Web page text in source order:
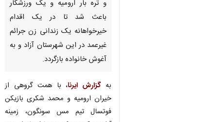
و تره بار ارومیه و یک ورزشکار
باعث شد تا در یک اقدام
خیرخواهانه یک زندانی زن جرائم
غیرعمد در این شهرستان آزاد و به
آغوش خانواده بازگردد.
بهگزارش ایرنا، با همت گروهی از
خیران ارومیه و محمد شکری بازیکن
فوتسال تیم مس سونگون، زمینه